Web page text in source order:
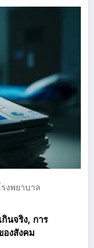
งพยาบาล
กินจริง, การ
องสังคม